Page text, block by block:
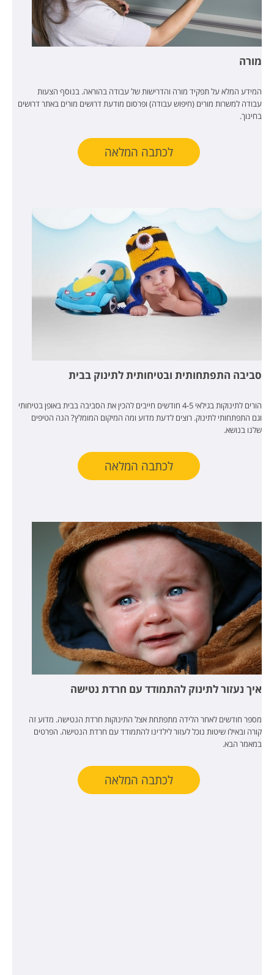
מורה
המידע המלא על תפקיד מורה והדרישות של עבודה בהוראה. בנוסף הצעות
עבודה למשרות מורים (חיפוש עבודה) ופרסום מודעת דרושים מורים באתר דרושים
בחינוך.
לכתבה המלאה
סביבה התפתחותית ובטיחותית לתינוק בבית
הורים לתינוקות בגילאי 4-5 חודשים חייבים להכין את הסביבה בבית באופן בטיחותי
וגם התפתחותי לתינוק. רוצים לדעת מדוע ומה המיקום המומלץ? הנה הטיפים
שלנו בנושא.
לכתבה המלאה
איך נעזור לתינוק להתמודד עם חרדת נטישה
מספר חודשים לאחר הלידה מתפתחת אצל התינוקות חרדת הנטישה. מדוע זה
קורה ובאילו שיטות נוכל לעזור לילדינו להתמודד עם חרדת הנטישה. הפרטים
במאמר הבא.
לכתבה המלאה